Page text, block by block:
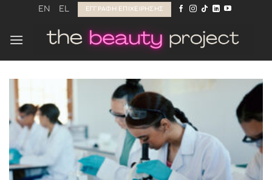
Μετάβαση
περιεχόμενο
EN EL ΕΓΓΡΑΦΉ ΕΠΙΧΕΊΡΗΣΗΣ